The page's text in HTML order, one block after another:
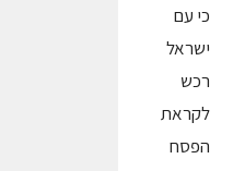
כי עם
ישראל
רכש
לקראת
הפסח